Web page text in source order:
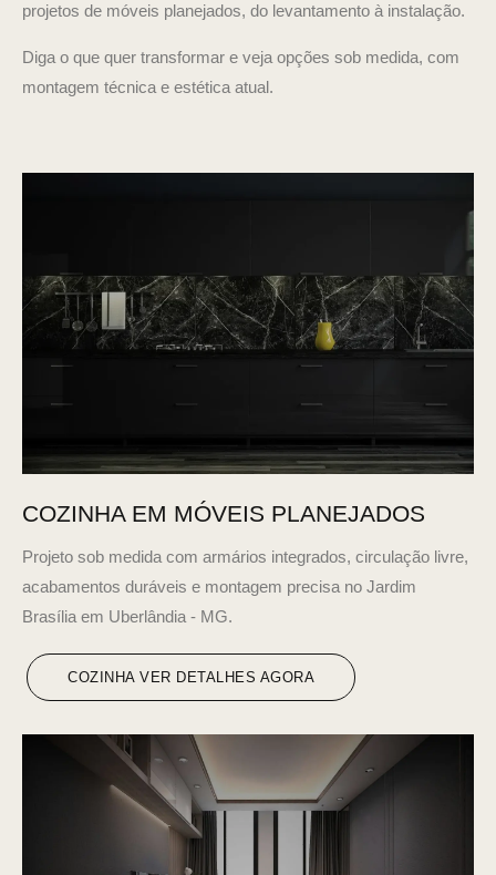
projetos de móveis planejados, do levantamento à instalação.
Diga o que quer transformar e veja opções sob medida, com
montagem técnica e estética atual.
COZINHA EM MÓVEIS PLANEJADOS
Projeto sob medida com armários integrados, circulação livre,
acabamentos duráveis e montagem precisa no Jardim
Brasília em Uberlândia - MG.
COZINHA VER DETALHES AGORA